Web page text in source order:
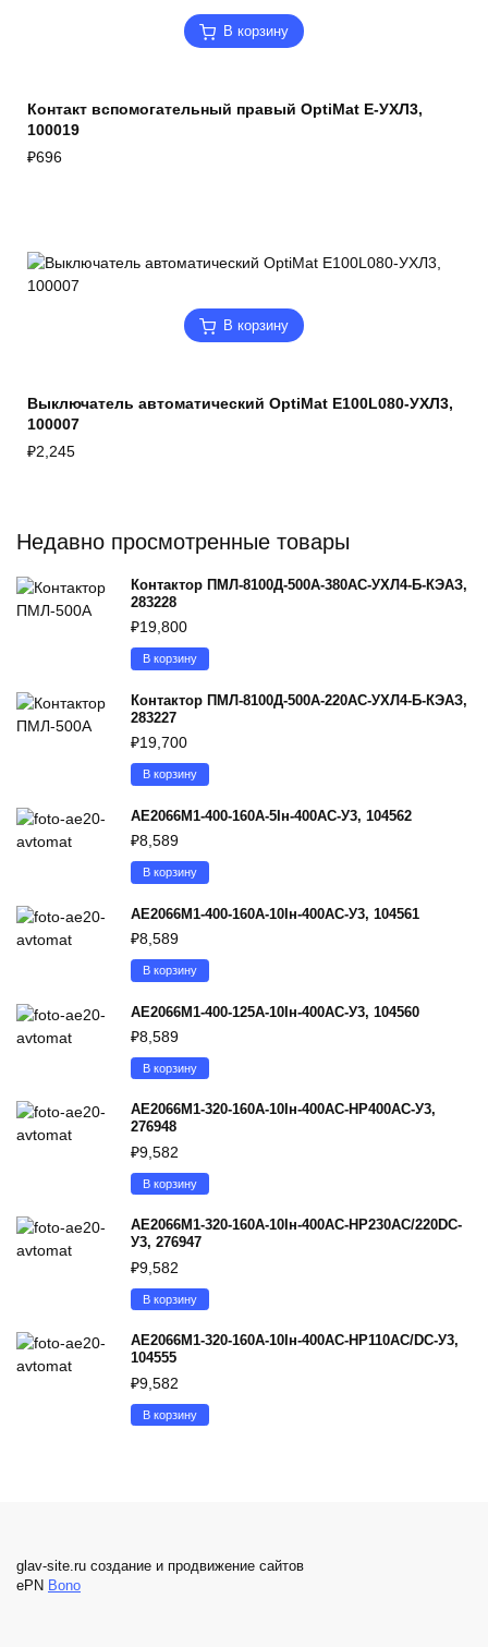
В корзину
Контакт вспомогательный правый OptiMat E-УХЛ3,
100019
₽696
В корзину
Выключатель автоматический OptiMat E100L080-УХЛ3,
100007
₽2,245
Недавно просмотренные товары
Контактор ПМЛ-8100Д-500А-380AC-УХЛ4-Б-КЭАЗ,
283228
₽19,800
В корзину
Контактор ПМЛ-8100Д-500А-220AC-УХЛ4-Б-КЭАЗ,
283227
₽19,700
В корзину
АЕ2066М1-400-160А-5Iн-400AC-У3, 104562
₽8,589
В корзину
АЕ2066М1-400-160А-10Iн-400AC-У3, 104561
₽8,589
В корзину
АЕ2066М1-400-125А-10Iн-400AC-У3, 104560
₽8,589
В корзину
АЕ2066М1-320-160А-10Iн-400AC-НР400AC-У3,
276948
₽9,582
В корзину
АЕ2066М1-320-160А-10Iн-400AC-НР230AC/220DC-
У3, 276947
₽9,582
В корзину
АЕ2066М1-320-160А-10Iн-400AC-НР110AC/DC-У3,
104555
₽9,582
В корзину
glav-site.ru создание и продвижение сайтов
ePN Bono